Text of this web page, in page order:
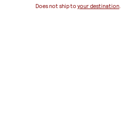
Does not ship to your destination.